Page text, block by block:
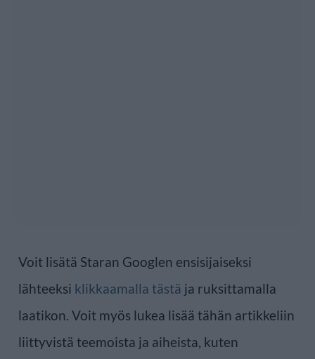
Voit lisätä Staran Googlen ensisijaiseksi
lähteeksi klikkaamalla tästä ja ruksittamalla
laatikon. Voit myös lukea lisää tähän artikkeliin
liittyvistä teemoista ja aiheista, kuten